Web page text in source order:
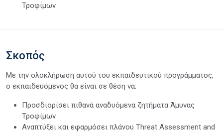
Τροφίμων
Σκοπός
Με την ολοκλήρωση αυτού του εκπαιδευτικού προγράμματος,
ο εκπαιδευόμενος θα είναι σε θέση να:
Προσδιορίσει πιθανά αναδυόμενα ζητήματα Άμυνας
Τροφίμων
Αναπτύξει και εφαρμόσει πλάνου Threat Assessment and